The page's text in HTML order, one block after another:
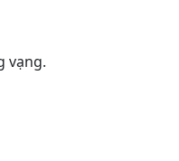
vạng.